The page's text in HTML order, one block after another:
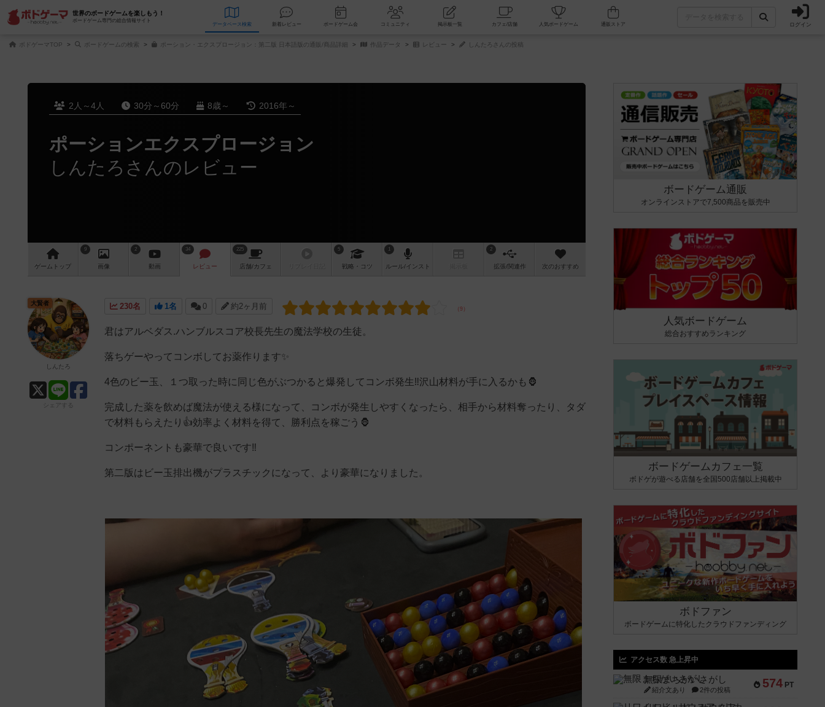
世界のボードゲームを楽しもう！
ボードゲーム専門の総合情報サイト
データベース 検索 新着レビュー ボードゲーム会 コミュニティ 掲示板一覧 カフェ/店舗 人気ボードゲーム ログイン
ボドゲーマTOP ボードゲームの検索 ポーション・エクスプロージョン：第二版 日本語版の通販/商品詳細 作品データ レビュー しんたろさんの投稿
2人～4人 30分～60分 8歳～ 2016年～
ポーションエクスプロージョン
しんたろさんのレビュー
ゲーム トップ
9
画像
2
動画
34
レビュー
225
店舗/カフェ
5
戦略 ・コツ
1
ルール/インスト
2
拡張/関連作 次のおすすめ
230名 1名 0 約2ヶ月前
君はアルベダス.ハンブルスコア校長先生の魔法学校の生徒。
落ちゲーやってコンボしてお薬作ります✨
4色のビー玉、１つ取った時に同じ色がぶつかると爆発してコンボ発生‼️沢山材料が手に入るかも🦍
完成した薬を飲めば魔法が使える様になって、コンボが発生しやすくなったら、相手から材料奪ったり、タダ
で材料もらえたり👍効率よく材料を得て、勝利点を稼ごう🦍
コンポーネントも豪華で良いです‼️
第二版はビー玉排出機がプラスチックになって、より豪華になりました。
大賢者
しんたろ
シェアする
ボードゲーム通販
オンラインストアで7,500商品を販売中
人気ボードゲーム
総合おすすめランキング
ボードゲームカフェ一覧
ボドゲが遊べる店舗を全国500店舗以上掲載中
ボドファン
ボードゲームに特化したクラウドファンディング
アクセス数 急上昇中
574 PT
無限まちがいさがし
紹介文あり 2件の投稿